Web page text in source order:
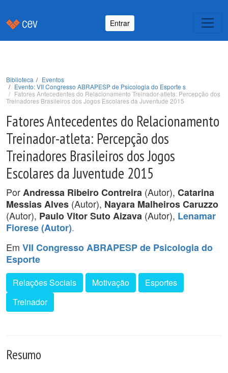
Entrar
Biblioteca
Eventos
Evento: VII Congresso ABRAPESP de Psicologia do Esporte s
Fatores Antecedentes do Relacionamento Treinador-atleta: Percepção dos
Treinadores Brasileiros dos Jogos Escolares da Juventude 2015
Fatores Antecedentes do Relacionamento
Treinador-atleta: Percepção dos
Treinadores Brasileiros dos Jogos
Escolares da Juventude 2015
PorAndressa Ribeiro Contreira (Autor), Catarina
Messias Alves (Autor), Nayara Malheiros Caruzzo
(Autor), Paulo Vitor Suto Aizava (Autor), Lenamar
Fiorese (Autor).
Em VII Congresso ABRAPESP de Psicologia do
Esporte
Relações Sociais Motivação
Esportes
Treinador
Resumo